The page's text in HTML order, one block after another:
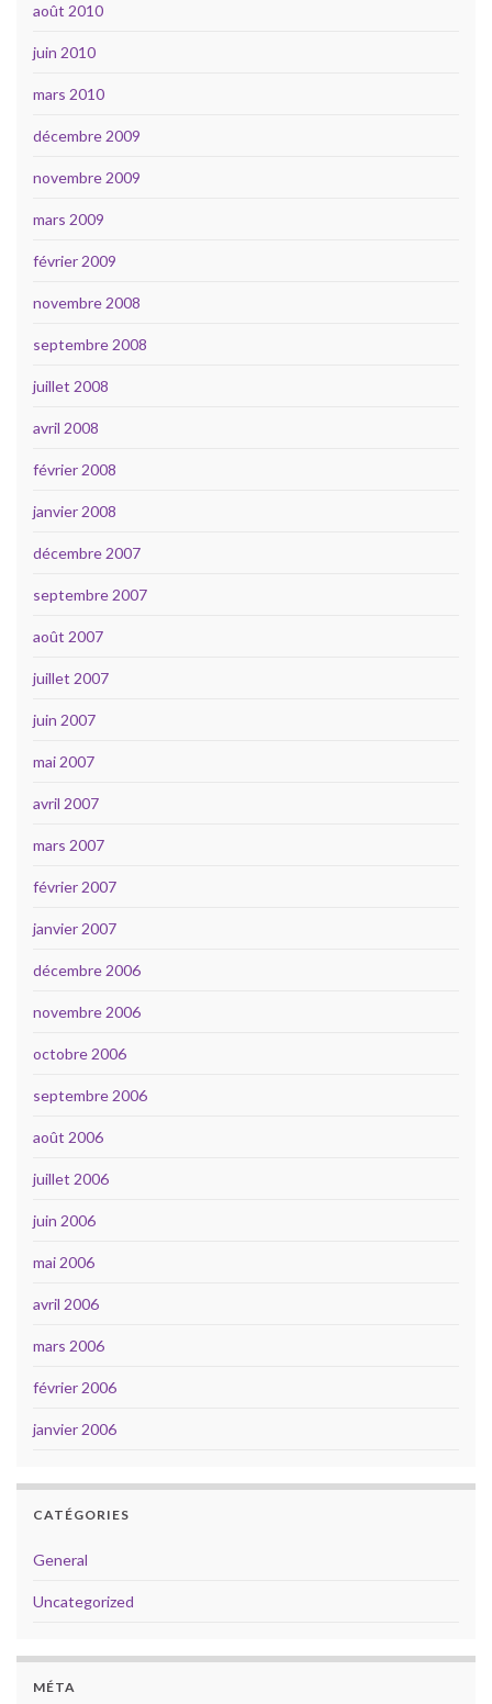
août 2010
juin 2010
mars 2010
décembre 2009
novembre 2009
mars 2009
février 2009
novembre 2008
septembre 2008
juillet 2008
avril 2008
février 2008
janvier 2008
décembre 2007
septembre 2007
août 2007
juillet 2007
juin 2007
mai 2007
avril 2007
mars 2007
février 2007
janvier 2007
décembre 2006
novembre 2006
octobre 2006
septembre 2006
août 2006
juillet 2006
juin 2006
mai 2006
avril 2006
mars 2006
février 2006
janvier 2006
CATÉGORIES
General
Uncategorized
MÉTA